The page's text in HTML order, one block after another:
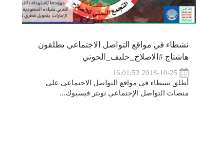
نشطاء في مواقع التواصل الاجتماعي يطلقون
هاشتاج #الاصلاح_حليف_الحوثي
أطلق نشطاء في مواقع التواصل الاجتماعي على
منصات التواصل الإجتماعي تويتر فيسبوك...